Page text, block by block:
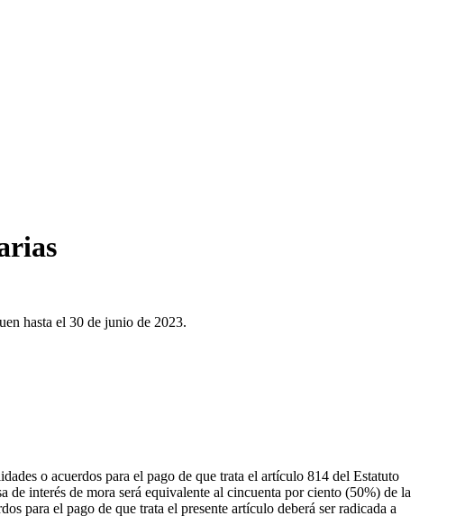
hasta el 30 de junio de 2023.
o acuerdos para el pago de que trata el artículo 814 del Estatuto
interés de mora será equivalente al cincuenta por ciento (50%) de la
para el pago de que trata el presente artículo deberá ser radicada a